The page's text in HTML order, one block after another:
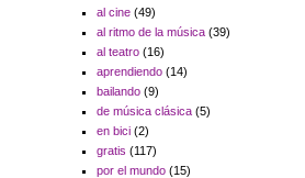
al cine (49)
al ritmo de la música (39)
al teatro (16)
aprendiendo (14)
bailando (9)
de música clásica (5)
en bici (2)
gratis (117)
por el mundo (15)